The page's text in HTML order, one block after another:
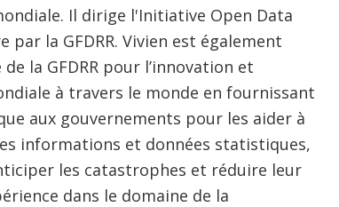
Il dirige l'Initiative Open Data
la GFDRR. Vivien est également
la GFDRR pour l’innovation et
à travers le monde en fournissant
aux gouvernements pour les aider à
informations et données statistiques,
les catastrophes et réduire leur
dans le domaine de la